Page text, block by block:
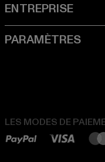
LES MODES DE